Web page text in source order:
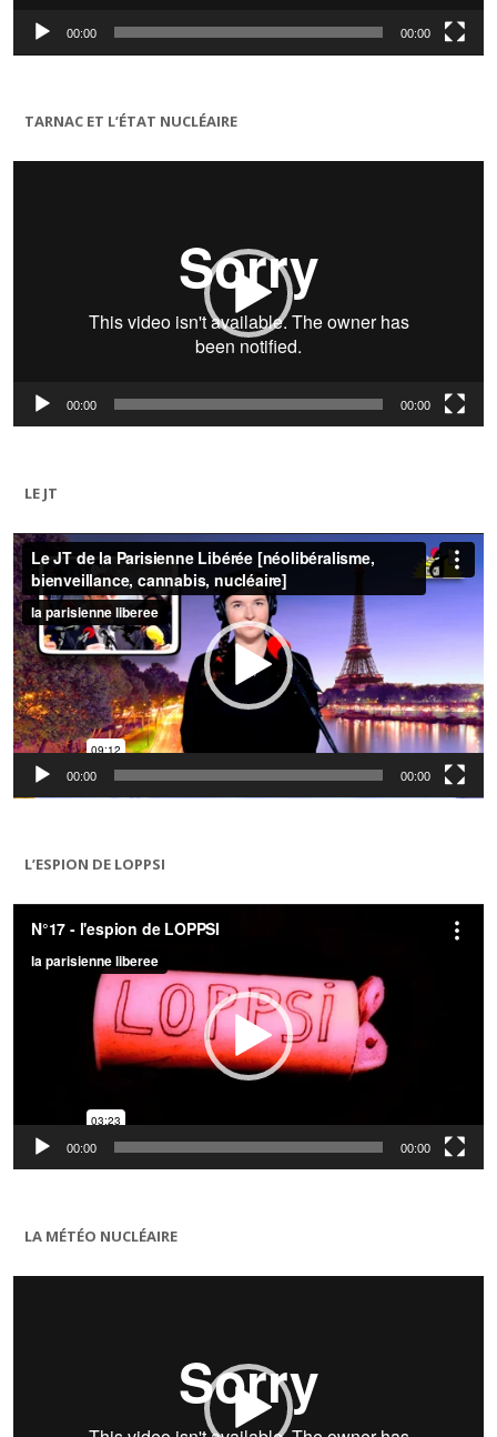
00:00 00:00
TARNAC ET L’ÉTAT NUCLÉAIRE
Lecteur
00:00 00:00
LE JT
Lecteur
vidéo
00:00 00:00
L’ESPION DE LOPPSI
Lecteur
vidéo
00:00 00:00
LA MÉTÉO NUCLÉAIRE
Lecteur